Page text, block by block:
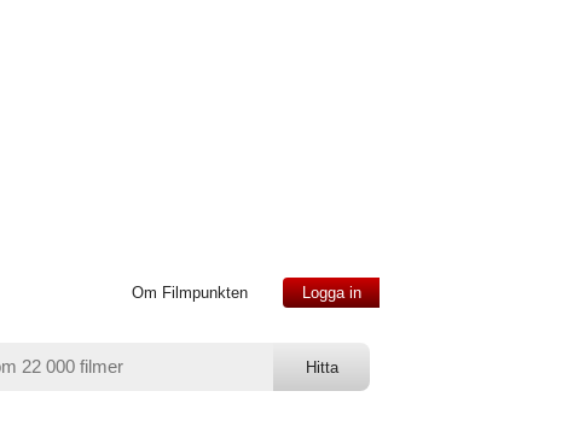
Om Filmpunkten Logga in